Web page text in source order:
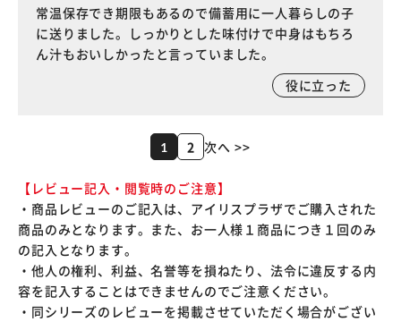
常温保存でき期限もあるので備蓄用に一人暮らしの子
に送りました。しっかりとした味付けで中身はもちろ
ん汁もおいしかったと言っていました。
役に立った
1 2 次へ >>
【レビュー記入・閲覧時のご注意】
・商品レビューのご記入は、アイリスプラザでご購入された
商品のみとなります。また、お一人様１商品につき１回のみ
の記入となります。
・他人の権利、利益、名誉等を損ねたり、法令に違反する内
容を記入することはできませんのでご注意ください。
・同シリーズのレビューを掲載させていただく場合がござい